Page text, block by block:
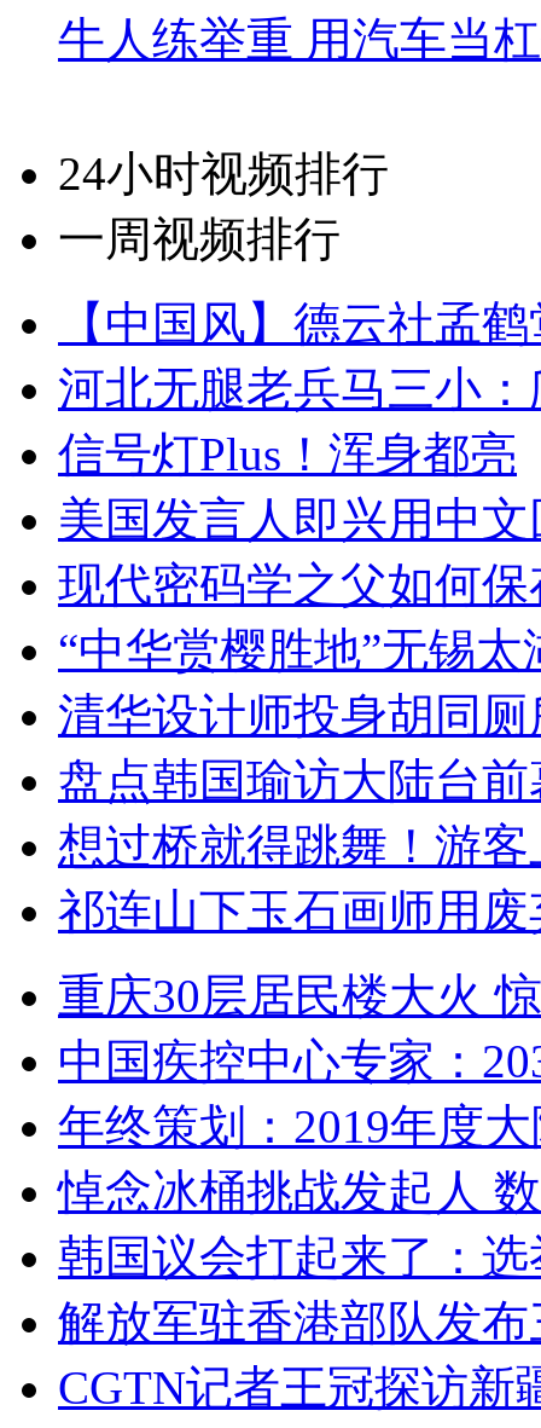
牛人练举重 用汽车当
24小时视频排行
一周视频排行
【中国风】德云社孟
河北无腿老兵马三小
信号灯Plus！浑身都亮
美国发言人即兴用中
现代密码学之父如何
“中华赏樱胜地”无锡
清华设计师投身胡同
盘点韩国瑜访大陆台
想过桥就得跳舞！游客
祁连山下玉石画师用
重庆30层居民楼大火
中国疾控中心专家：
年终策划：2019年度
悼念冰桶挑战发起人
韩国议会打起来了：
解放军驻香港部队发
CGTN记者王冠探访新